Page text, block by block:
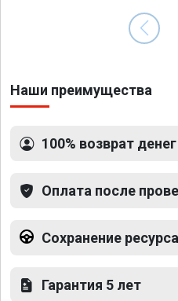
Наши преимущества
100% возврат денег
Оплата после
Сохранение ресурса
Гарантия 5 лет